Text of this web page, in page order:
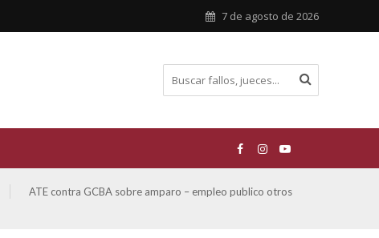
7 de agosto de 2026
ATE contra GCBA sobre amparo – empleo publico otros